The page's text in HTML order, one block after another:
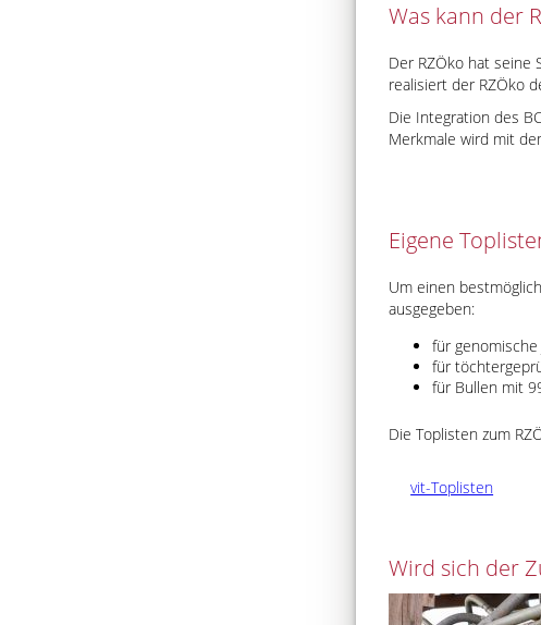
Was kann der
Der RZÖko hat seine
realisiert der RZÖko
Die Integration des
Merkmale wird mit
Eigene
Um einen
ausgegeben:
für genomische
für
für Bullen mit
Die Toplisten zum
vit-Toplisten
Wird sich der